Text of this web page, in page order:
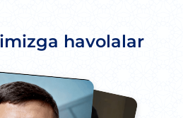
havolalar